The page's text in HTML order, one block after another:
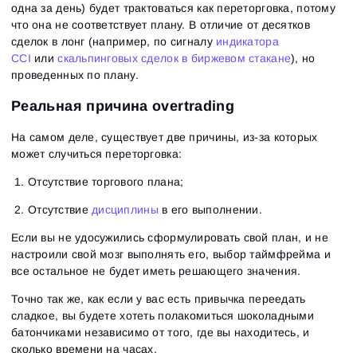
одна за день) будет трактоваться как переторговка, потому
что она не соответствует плану. В отличие от десятков
сделок в лонг (например, по сигналу индикатора
CCI илискальпинговых сделок в биржевом стакане), но
проведенных по плану.
Реальная причина overtrading
На самом деле, существует две причины, из-за которых
может случиться переторговка:
Отсутствие торгового плана;
Отсутствие дисциплины в его выполнении.
Если вы не удосужились сформулировать свой план, и не
настроили свой мозг выполнять его, выбор таймфрейма и
все остальное не будет иметь решающего значения.
Точно так же, как если у вас есть привычка переедать
сладкое, вы будете хотеть полакомиться шоколадными
батончиками независимо от того, где вы находитесь, и
сколько времени на часах.